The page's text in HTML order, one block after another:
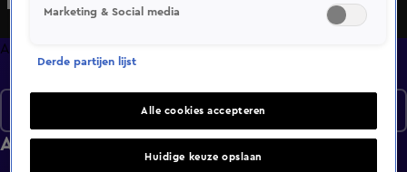
Afleveringen
Afleveringen
Marketing & Social media
Derde partijen lijst
Alle cookies accepteren
Huidige keuze opslaan